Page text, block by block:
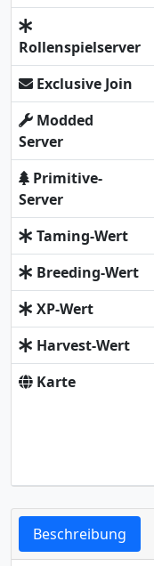
Rollenspielserver
Exclusive Join
Modded
Server
Primitive-
Server
Taming-Wert
Breeding-Wert
XP-Wert
Harvest-Wert
Karte
Beschreibung